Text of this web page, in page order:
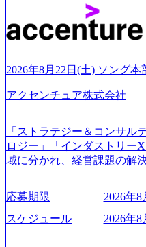
kerdeck.com/leverages/
cai-yong-xiang-ke) 「働く人
ー」など、レバレジーズの
「外国人留学生等受入環境
s://prtimes.jp/main/html/rd/p/
ジーズ、モチベーション管
m/@leveragesCh) レバレジ
管理職種編 〜 (https://
UI) レバレジーズで活躍す
来黒字を維持し、急成長中
円を目指す日本にもなかな
ら黒字経営。年間130%成長
2026年8月22日(土) ソング
アクセンチュア株式会社
「ストラテジー＆コンサル
ロジー」「インダストリー
域に分かれ、経営課題の解
グ領域からその実行的側面
貫して支援する総合系・IT
において非常に良質な顧客
応募期限
2026年8
スケジュール
2026年8